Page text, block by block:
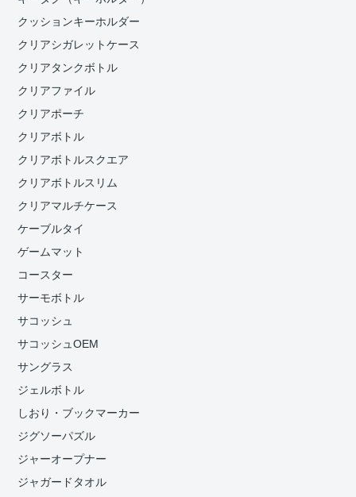
クッションキーホルダー
クリアシガレットケース
クリアタンクボトル
クリアファイル
クリアポーチ
クリアボトル
クリアボトルスクエア
クリアボトルスリム
クリアマルチケース
ケーブルタイ
ゲームマット
コースター
サーモボトル
サコッシュ
サコッシュOEM
サングラス
ジェルボトル
しおり・ブックマーカー
ジグソーパズル
ジャーオープナー
ジャガードタオル